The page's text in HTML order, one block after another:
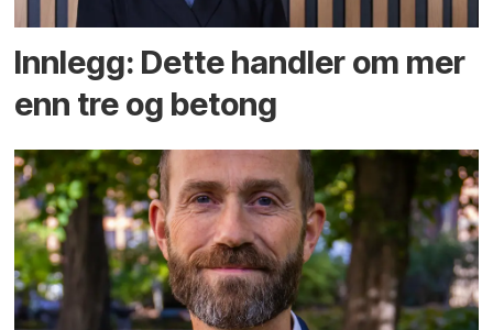
Innlegg: Dette handler om mer
enn tre og betong